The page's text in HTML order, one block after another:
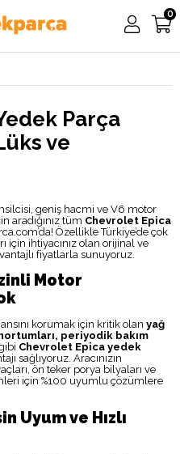
0
Parça
ve
geniş hacmi ve V6 motor
aradığınız tüm Chevrolet Epica
Özellikle Türkiye’de çok
için ihtiyacınız olan orijinal ve
fiyatlarla sunuyoruz.
Motor
korumak için kritik olan yağ
periyodik bakım
Chevrolet Epica yedek
sağlıyoruz. Aracınızın
ön teker porya bilyaları ve
için %100 uyumlu çözümlere
Uyum ve Hızlı